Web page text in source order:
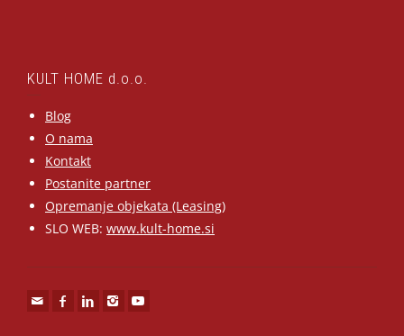
KULT HOME d.o.o.
Blog
O nama
Kontakt
Postanite partner
Opremanje objekata (Leasing)
SLO WEB: www.kult-home.si